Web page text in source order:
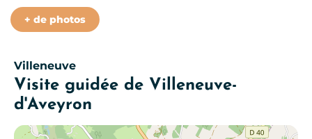
Villeneuve
Visite guidée de Villeneuve-
d'Aveyron
+ de photos